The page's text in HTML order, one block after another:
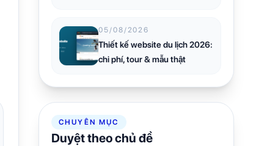
05/08/2026
Thiết kế website du lịch 2026:
chi phí, tour & mẫu thật
CHUYÊN MỤC
Duyệt theo chủ đề